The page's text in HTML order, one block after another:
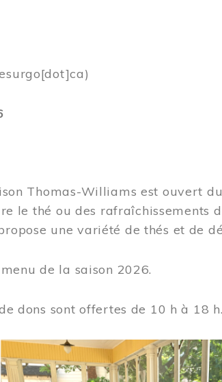
Thomas-Williams est ouvert
le thé ou des rafraîchissements
une variété de thés et de
de la saison 2026.
dons sont offertes de 10 h à 18 h.